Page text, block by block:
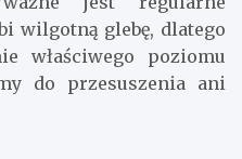
wilgotną glebę, dlatego
właściwego poziomu
do przesuszenia ani